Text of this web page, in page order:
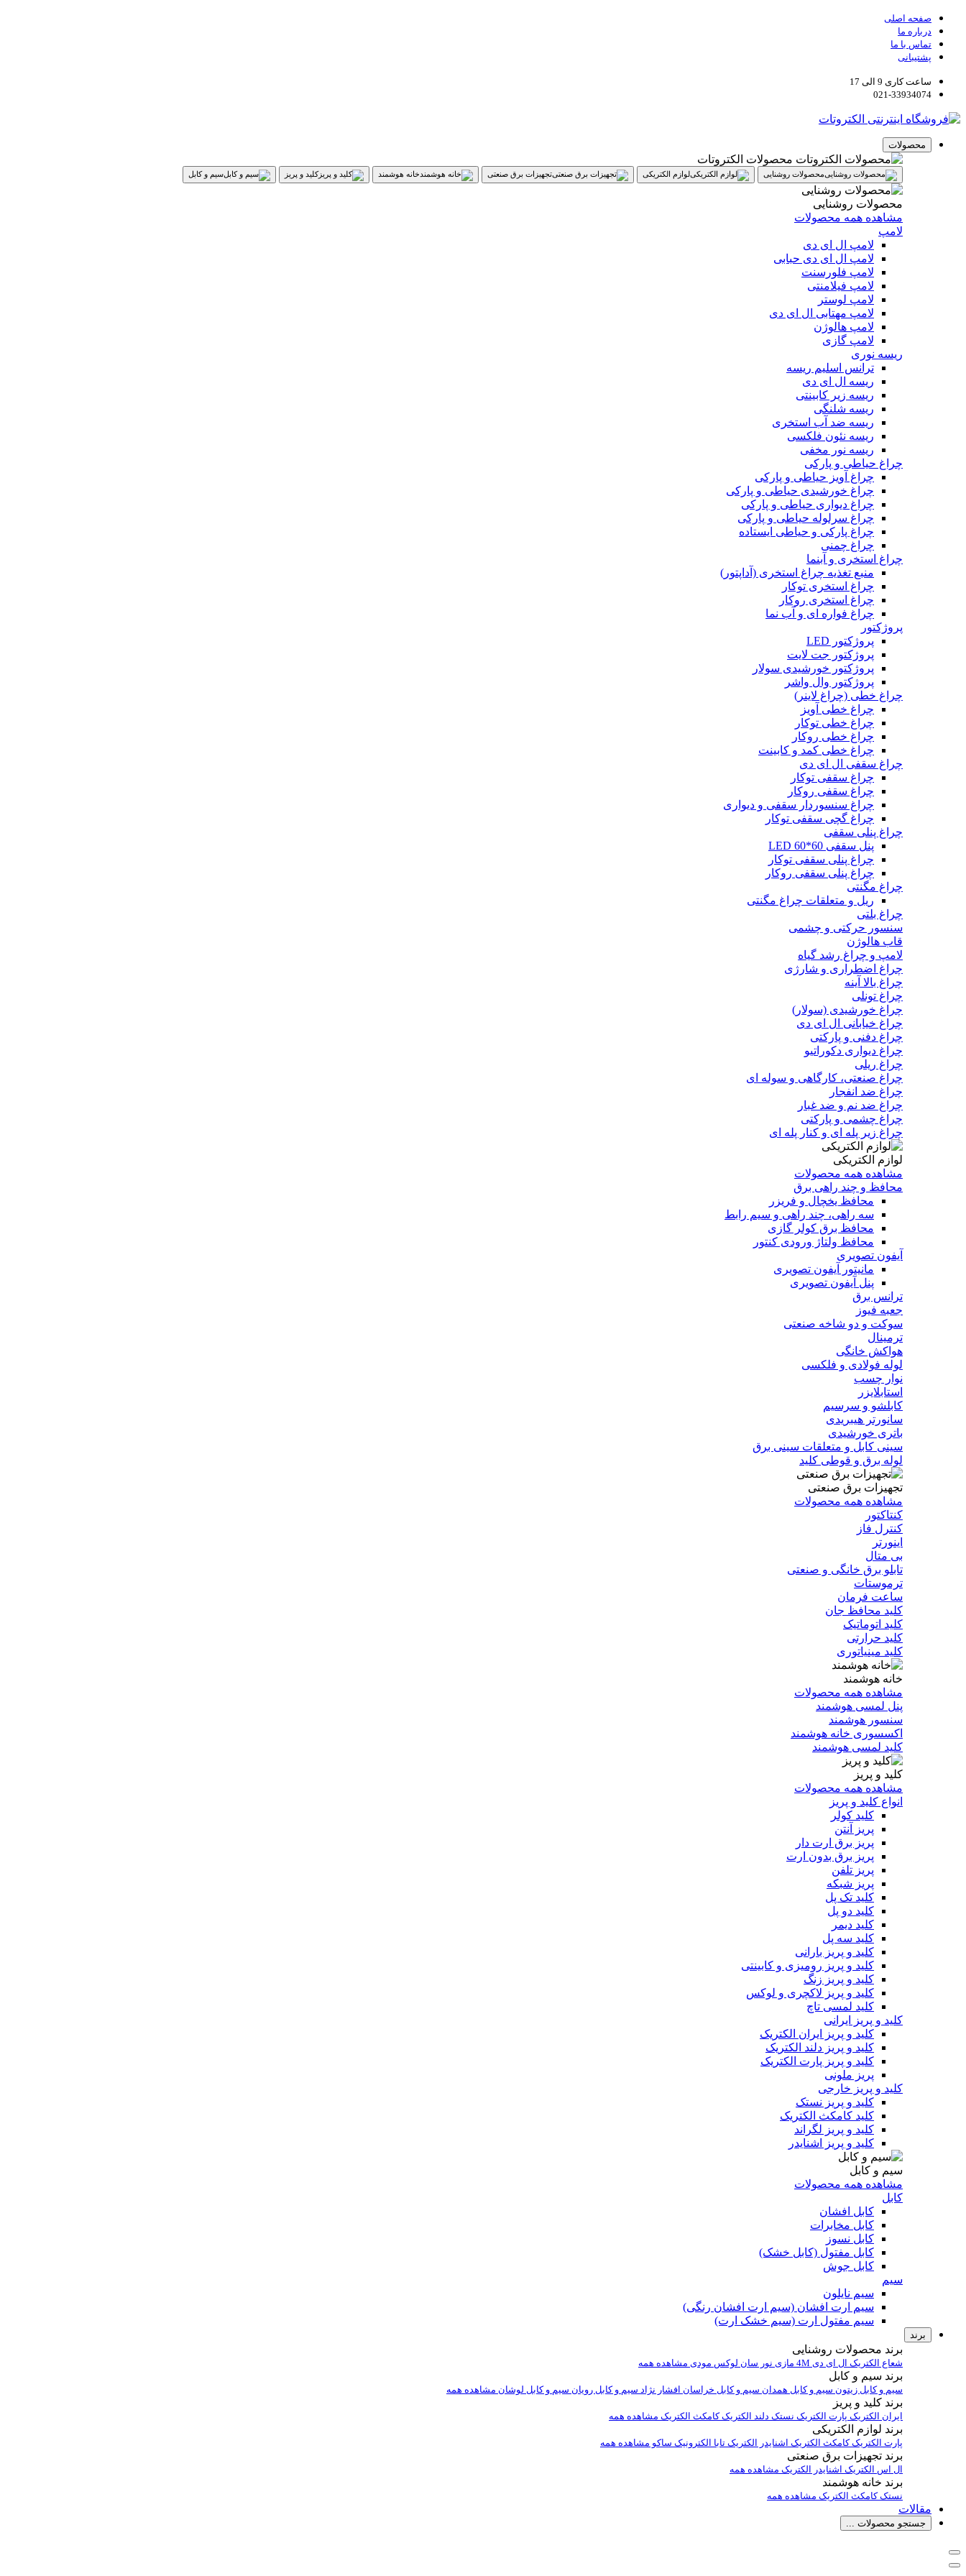
صفحه اصلی
درباره ما
تماس با ما
پشتیبانی
ساعت کاری 9 الی 17
021-33934074
محصولات
محصولات الکتروتات
محصولات روشنایی لوازم الکتریکی تجهیزات برق صنعتی خانه هوشمند کلید و پریز سیم و کابل
محصولات روشنایی
مشاهده همه محصولات
لامپ
لامپ ال ای دی
لامپ ال ای دی حبابی
لامپ فلورسنت
لامپ فیلامنتی
لامپ لوستر
لامپ مهتابی ال ای دی
لامپ هالوژن
لامپ گازی
ریسه نوری
ترانس اسلیم ریسه
ریسه ال ای دی
ریسه زیر کابینتی
ریسه شلنگی
ریسه ضد آب استخری
ریسه نئون فلکسی
ریسه نور مخفی
چراغ حیاطی و پارکی
چراغ آویز حیاطی و پارکی
چراغ خورشیدی حیاطی و پارکی
چراغ دیواری حیاطی و پارکی
چراغ سرلوله حیاطی و پارکی
چراغ پارکی و حیاطی ایستاده
چراغ چمنی
چراغ استخری و آبنما
منبع تغذیه چراغ استخری (آداپتور)
چراغ استخری توکار
چراغ استخری روکار
چراغ فواره ای و آب نما
پروژکتور
پروژکتور LED
پروژکتور جت لایت
پروژکتور خورشیدی سولار
پروژکتور وال واشر
چراغ خطی (چراغ لاینر)
چراغ خطی آویز
چراغ خطی توکار
چراغ خطی روکار
چراغ خطی کمد و کابینت
چراغ سقفی ال ای دی
چراغ سقفی توکار
چراغ سقفی روکار
چراغ سنسوردار سقفی و دیواری
چراغ گچی سقفی توکار
چراغ پنلی سقفی
پنل سقفی 60*60 LED
چراغ پنلی سقفی توکار
چراغ پنلی سقفی روکار
چراغ مگنتی
ریل و متعلقات چراغ مگنتی
چراغ بلتی
سنسور حرکتی و چشمی
قاب هالوژن
لامپ و چراغ رشد گیاه
چراغ اضطراری و شارژی
چراغ بالا آینه
چراغ تونلی
چراغ خورشیدی (سولار)
چراغ خیابانی ال ای دی
چراغ دفنی و پارکتی
چراغ دیواری دکوراتیو
چراغ ریلی
چراغ صنعتی، کارگاهی و سوله ای
چراغ ضد انفجار
چراغ ضد نم و ضد غبار
چراغ چشمی و پارکتی
چراغ‌ زیر‌ پله‌ ای و کنار‌ پله‌ ای
لوازم الکتریکی
مشاهده همه محصولات
محافظ و چند راهی برق
محافظ یخچال و فریزر
سه راهی، چند راهی و سیم رابط
محافظ برق کولر گازی
محافظ ولتاژ ورودی کنتور
آیفون تصویری
مانیتور آیفون تصویری
پنل آیفون تصویری
ترانس برق
جعبه فیوز
سوکت و دو شاخه صنعتی
ترمینال
هواکش خانگی
لوله فولادی و فلکسی
نوار چسب
استابلایزر
کابلشو و سرسیم
سانورتر هیبریدی
باتری خورشیدی
سینی کابل و متعلقات سینی برق
لوله برق و قوطی کلید
تجهیزات برق صنعتی
مشاهده همه محصولات
کنتاکتور
کنترل فاز
اینورتر
بی متال
تابلو برق خانگی و صنعتی
ترموستات
ساعت فرمان
کلید محافظ جان
کلید اتوماتیک
کلید حرارتی
کلید مینیاتوری
خانه هوشمند
مشاهده همه محصولات
پنل لمسی هوشمند
سنسور هوشمند
اکسسوری خانه هوشمند
کلید لمسی هوشمند
کلید و پریز
مشاهده همه محصولات
انواع کلید و پریز
کلید کولر
پریز آنتن
پریز برق ارت دار
پریز برق بدون ارت
پریز تلفن
پریز شبکه
کلید تک پل
کلید دو پل
کلید دیمر
کلید سه پل
کلید و پریز بارانی
کلید و پریز رومیزی و کابینتی
کلید و پریز زنگ
کلید و پریز لاکچری و لوکس
کلید لمسی تاچ
کلید و پریز ایرانی
کلید و پریز ایران الکتریک
کلید و پریز دلند الکتریک
کلید و پریز پارت الکتریک
پریز ملونی
کلید و پریز خارجی
کلید و پریز نستک
کلید کامکث الکتریک
کلید و پریز لگراند
کلید و پریز اشنایدر
سیم و کابل
مشاهده همه محصولات
کابل
کابل افشان
کابل مخابرات
کابل نسوز
کابل مفتول (کابل خشک)
کابل جوش
سیم
سیم نایلون
سیم ارت افشان (سیم ارت افشان رنگی)
سیم مفتول ارت (سیم خشک ارت)
برند
برند محصولات روشنایی
شعاع الکتریک ال ای دی 4M مازی نور سان لوکس مودی مشاهده همه
برند سیم و کابل
سیم و کابل زیتون سیم و کابل همدان سیم و کابل خراسان افشار نژاد سیم و کابل رویان سیم و کابل لوشان مشاهده همه
برند کلید و پریز
ایران الکتریک پارت الکتریک نستک دلند الکتریککامکث الکتریک مشاهده همه
برند لوازم الکتریکی
پارت الکتریککامکث الکتریک اشنایدر الکتریک تابا الکترونیک ساکو مشاهده همه
برند تجهیزات برق صنعتی
ال اس الکتریک اشنایدر الکتریک مشاهده همه
برند خانه هوشمند
نستککامکث الکتریک مشاهده همه
مقالات
جستجو محصولات ...